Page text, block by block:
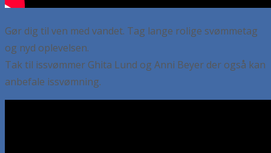
Gør dig til ven med vandet. Tag lange rolige svømmetag
og nyd oplevelsen.
Tak til issvømmer Ghita Lund og Anni Beyer der også kan
anbefale issvømning.